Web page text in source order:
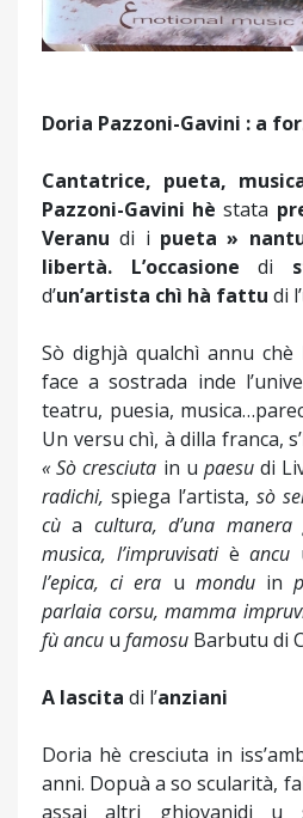
Doria Pazzoni-Gavini : a
Cantatrice, pueta,
Pazzoni-Gavini hè stata
Veranu di i pueta »
libertà. L’occasione di
d’un’artista chì hà fattu di l’
Sò dighjà qualchì annu chè
face a sostrada inde
teatru, puesia,
Un versu chì, à dilla franca,
«Sò cresciuta in u paesudi
radichi, spiega l’artista, sò
cù a cultura,d’una manera
musica, l’impruvisatièancu
l’epica, ciera u monduin
parlaia corsu, mamma
fùancu u famosu Barbutu di
A lascita di l’anziani
Doria hè cresciuta in
anni. Dopuà a so scularità,
assai altri ghjovanidi u